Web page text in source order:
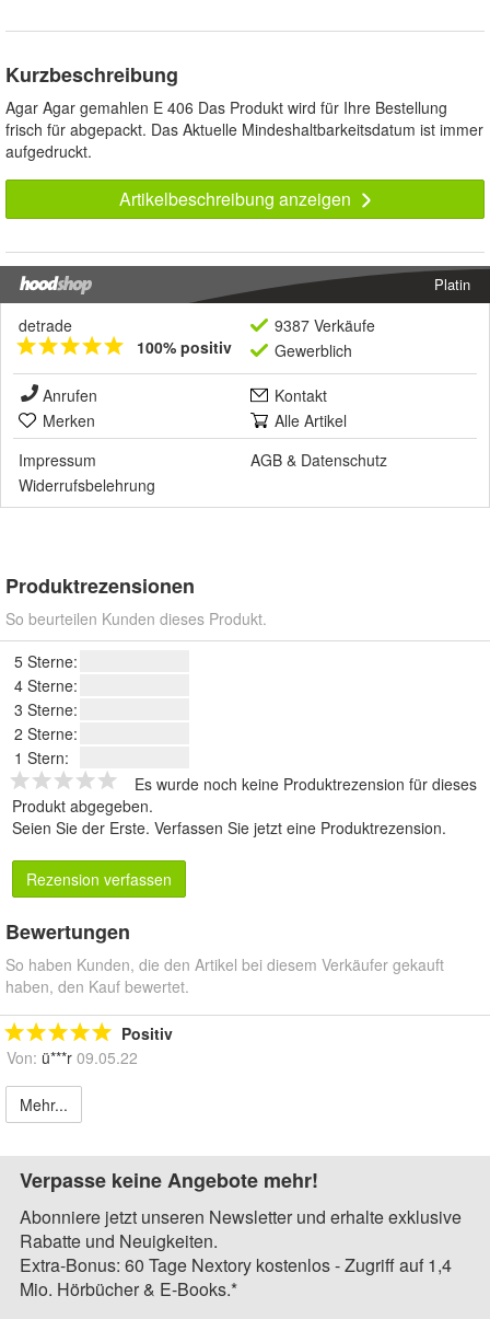
Kurzbeschreibung
Agar Agar gemahlen E 406 Das Produkt wird für Ihre Bestellung
frisch für abgepackt. Das Aktuelle Mindeshaltbarkeitsdatum ist immer
aufgedruckt.
Artikelbeschreibung anzeigen
Platin
detrade
100% positiv
9387 Verkäufe
Gewerblich
Anrufen
Kontakt
Merken
Alle Artikel
Impressum
AGB & Datenschutz
Widerrufsbelehrung
Produktrezensionen
So beurteilen Kunden dieses Produkt.
5 Sterne:
4 Sterne:
3 Sterne:
2 Sterne:
1 Stern:
Es wurde noch keine Produktrezension für dieses
Produkt abgegeben.
Seien Sie der Erste. Verfassen Sie jetzt eine Produktrezension.
Rezension verfassen
Bewertungen
So haben Kunden, die den Artikel bei diesem Verkäufer gekauft
haben, den Kauf bewertet.
Positiv
Von: ü***r 09.05.22
Mehr...
Verpasse keine Angebote mehr!
Abonniere jetzt unseren Newsletter und erhalte exklusive
Rabatte und Neuigkeiten.
Extra-Bonus: 60 Tage Nextory kostenlos - Zugriff auf 1,4
Mio. Hörbücher & E-Books.*